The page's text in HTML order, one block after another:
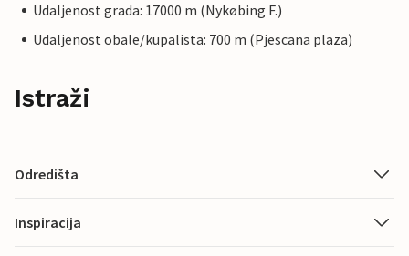
Udaljenost grada: 17000 m (Nykøbing F.)
Udaljenost obale/kupalista: 700 m (Pjescana plaza)
Istraži
Odredišta
Inspiracija